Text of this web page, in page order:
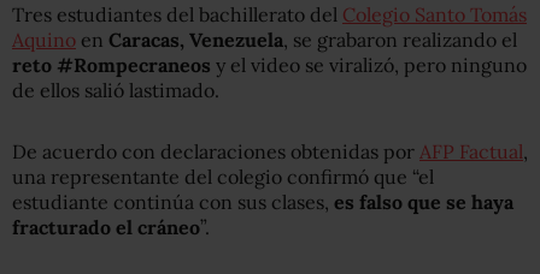
Tres estudiantes del bachillerato del Colegio Santo Tomás
Aquino en Caracas, Venezuela , se grabaron realizando el
reto #Rompecraneos y el video se viralizó, pero ninguno
de ellos salió lastimado.
De acuerdo con declaraciones obtenidas por AFP Factual
una representante del colegio confirmó que “el
estudiante continúa con sus clases, es falso que se haya
fracturado el cráneo”.